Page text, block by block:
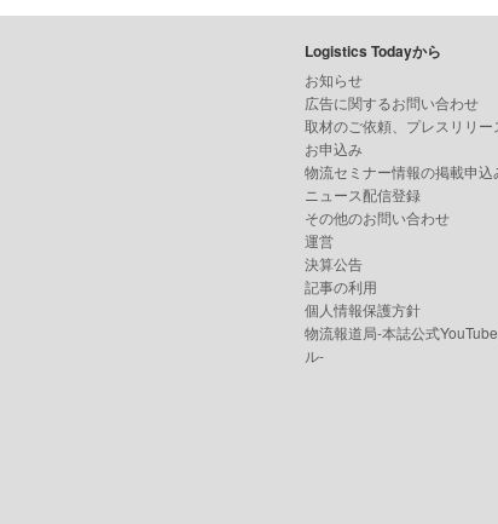
Logistics Todayから
お知らせ
広告に関するお問い合わせ
取材のご依頼、プレスリリー
お申込み
物流セミナー情報の掲載申込
ニュース配信登録
その他のお問い合わせ
運営
決算公告
記事の利用
個人情報保護方針
物流報道局-本誌公式
ル-